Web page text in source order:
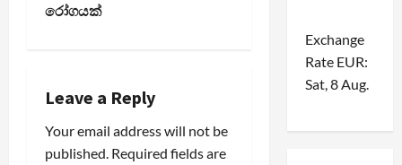
v
i
රෝගයක්
Leave a Reply
Your email address will not be
published. Required fields are
Exchange
Rate EUR:
Sat, 8 Aug.